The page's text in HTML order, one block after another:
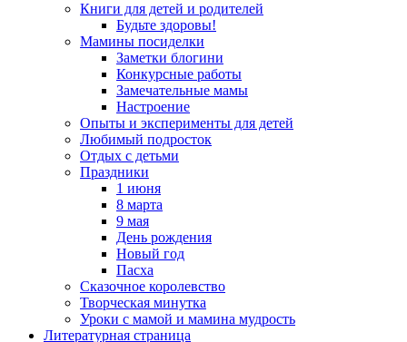
Книги для детей и родителей
Будьте здоровы!
Мамины посиделки
Заметки блогини
Конкурсные работы
Замечательные мамы
Настроение
Опыты и эксперименты для детей
Любимый подросток
Отдых с детьми
Праздники
1 июня
8 марта
9 мая
День рождения
Новый год
Пасха
Сказочное королевство
Творческая минутка
Уроки с мамой и мамина мудрость
Литературная страница